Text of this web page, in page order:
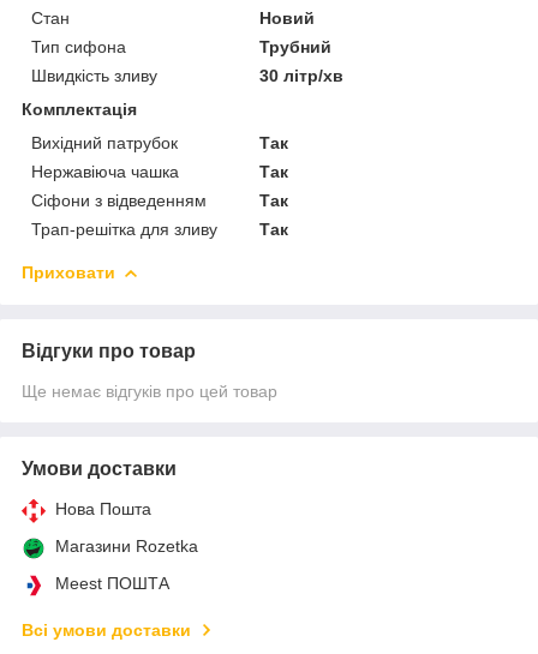
Стан
Новий
Тип сифона
Трубний
Швидкість зливу
30 літр/хв
Комплектація
Вихідний патрубок
Так
Нержавіюча чашка
Так
Сіфони з відведенням
Так
Трап-решітка для зливу
Так
Приховати
Відгуки про товар
Ще немає відгуків про цей товар
Умови доставки
Нова Пошта
Магазини Rozetka
Meest ПОШТА
Всі умови доставки